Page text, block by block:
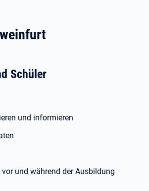
Schüler
und informieren
und während der Ausbildung